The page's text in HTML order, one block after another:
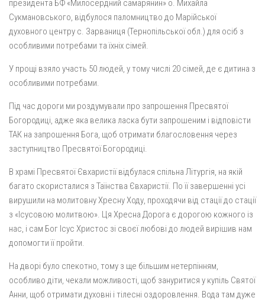
президента БФ «Милосердний самарянин» о. Михайла
Сукмановського, відбулося паломництво до Марійської
духовного центру с. Зарваниця (Тернопільської обл.) для осіб з
особливими потребами та їхніх сімей.
У прощі взяло участь 50 людей, у тому числі 20 сімей, де є дитина з
особливими потребами.
Під час дороги ми роздумували про запрошення Пресвятої
Богородиці, адже яка велика ласка бути запрошеним і відповісти
ТАК на запрошення Бога, щоб отримати благословення через
заступництво Пресвятої Богородиці.
В храмі Пресвятої Євхаристії відбулася спільна Літургія, на якій
багато скористалися з Таїнства Євхаристії. По її завершенні усі
вирушили на молитовну Хресну Ходу, проходячи від стації до стації
з «Ісусовою молитвою». Ця Хресна Дорога є дорогою кожного із
нас, і сам Бог Ісус Христос зі своєї любові до людей вирішив нам
допомогти її пройти.
На дворі було спекотно, тому з ще більшим нетерпінням,
особливо діти, чекали можливості, щоб зануритися у купіль Святої
Анни, щоб отримати духовні і тілесні оздоровлення. Вода там дуже